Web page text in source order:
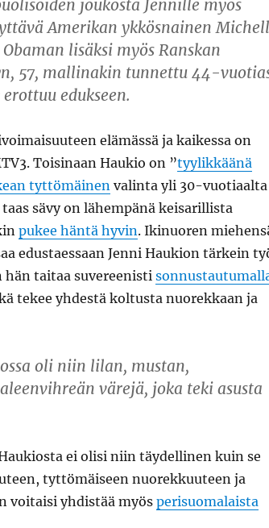
joukosta Jennille myös
Amerikan ykkösnainen
lisäksi myös Ranskan
57, mallinakin tunnettu 44-
edukseen.
elämässä ja kaikessa on
Toisinaan Haukio on ”tyylikkäänä
tyttömäinenvalinta yli 30-vuotiaalta
sävy on lähempänä keisarillista
pukee häntä hyvin. Ikinuoren
edustaessaan Jenni Haukion tärkein
taitaa suvereenisti
tekee yhdestä koltusta nuorekkaan ja
oli niin lilan, mustan,
värejä, joka teki asusta
ei olisi niin täydellinen kuin se
tyttömäiseen nuorekkuuteen ja
voitaisi yhdistää myös perisuomalaista